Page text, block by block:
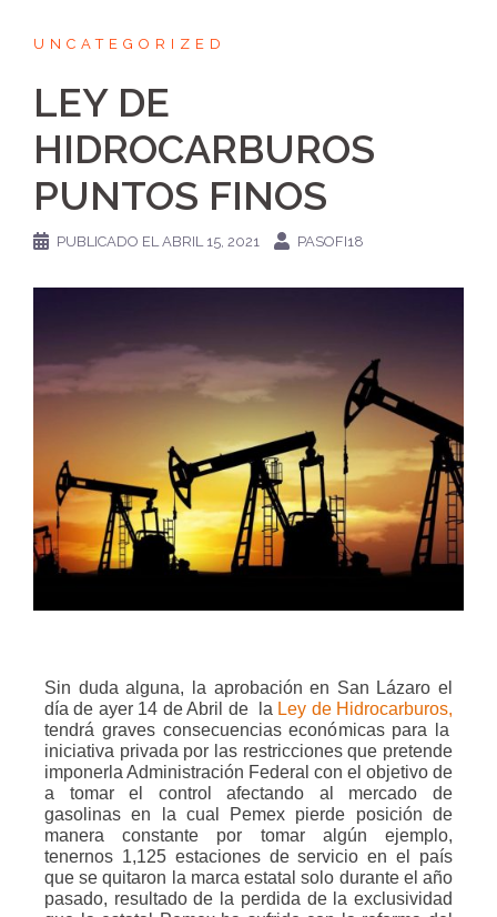
UNCATEGORIZED
LEY DE
HIDROCARBUROS
PUNTOS FINOS
PUBLICADO ELABRIL 15, 2021 PASOFI18
Sin duda alguna, la aprobación en San Lázaro el
día de ayer 14 de Abril de
la Ley de Hidrocarburos,
tendrá graves consecuencias económicas para la
iniciativa privada por las restricciones que pretende
imponerla Administración Federal con el objetivo de
a tomar el control afectando al mercado de
gasolinas en la cual Pemex pierde posición de
manera constante por tomar algún ejemplo,
tenernos 1,125 estaciones de servicio en el país
que se quitaron la marca estatal solo durante el año
pasado, resultado de la perdida de la exclusividad